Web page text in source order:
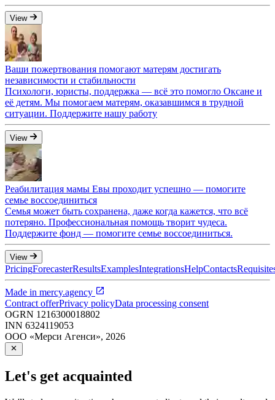
View
Ваши пожертвования помогают матерям достигать
независимости и стабильности
Психологи, юристы, поддержка — всё это помогло Оксане и
её детям. Мы помогаем матерям, оказавшимся в трудной
ситуации. Поддержите нашу работу
View
Реабилитация мамы Евы проходит успешно — помогите
семье воссоединиться
Семья может быть сохранена, даже когда кажется, что всё
потеряно. Профессиональная помощь творит чудеса.
Поддержите фонд — помогите семье воссоединиться.
View
PricingForecasterResultsExamplesIntegrationsHelpContacts
Made in mercy.agency
Contract offerPrivacy policyData processing consent
OGRN 1216300018802
INN 6324119053
ООО «Мерси Агенси», 2026
Let's get acquainted